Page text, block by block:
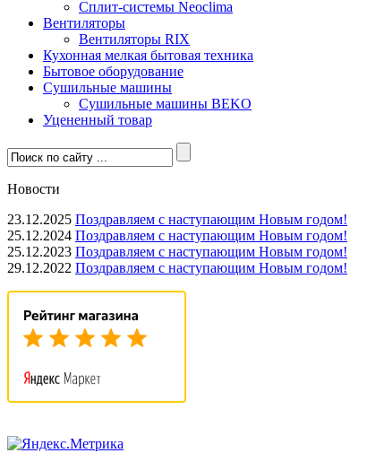
Сплит-системы Neoclima
Вентиляторы
Вентиляторы RIX
Кухонная мелкая бытовая техника
Бытовое оборудование
Сушильные машины
Сушильные машины BEKO
Уцененный товар
Новости
23.12.2025 Поздравляем с наступающим Новым годом!
25.12.2024 Поздравляем с наступающим Новым годом!
25.12.2023 Поздравляем с наступающим Новым годом!
29.12.2022 Поздравляем с наступающим Новым годом!